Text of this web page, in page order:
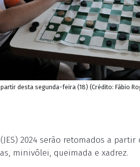
desta segunda-feira (18) (Crédito: Fábio
2024 serão retomados a
minivôlei, queimada e xadrez.